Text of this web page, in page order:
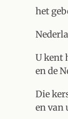
het
U kent
en de
Die
en van